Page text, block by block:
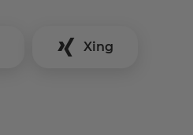
Xing